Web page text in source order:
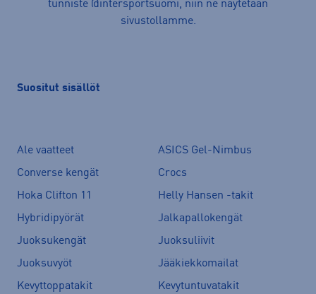
tunniste @intersportsuomi, niin ne näytetään
sivustollamme.
Suositut sisällöt
Ale vaatteet
ASICS Gel-Nimbus
Converse kengät
Crocs
Hoka Clifton 11
Helly Hansen -takit
Hybridipyörät
Jalkapallokengät
Juoksukengät
Juoksuliivit
Juoksuvyöt
Jääkiekkomailat
Kevyttoppatakit
Kevytuntuvatakit